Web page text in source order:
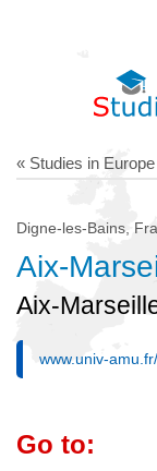
« Studies in
Digne-les-Bains,
Aix-
Aix-
www.univ-amu.fr/
Go to: